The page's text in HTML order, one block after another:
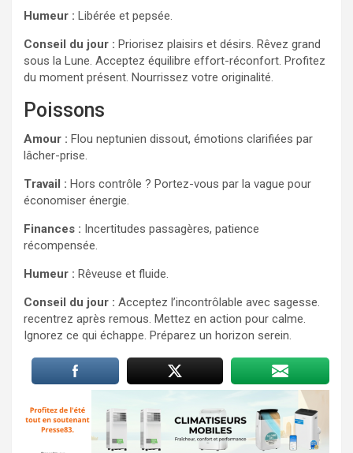
Humeur : Libérée et pepsée.
Conseil du jour : Priorisez plaisirs et désirs. Rêvez grand
sous la Lune. Acceptez équilibre effort-réconfort. Profitez
du moment présent. Nourrissez votre originalité.
Poissons
Amour : Flou neptunien dissout, émotions clarifiées par
lâcher-prise.
Travail : Hors contrôle ? Portez-vous par la vague pour
économiser énergie.
Finances : Incertitudes passagères, patience
récompensée.
Humeur : Rêveuse et fluide.
Conseil du jour : Acceptez l’incontrôlable avec sagesse.
recentrez après remous. Mettez en action pour calme.
Ignorez ce qui échappe. Préparez un horizon serein.